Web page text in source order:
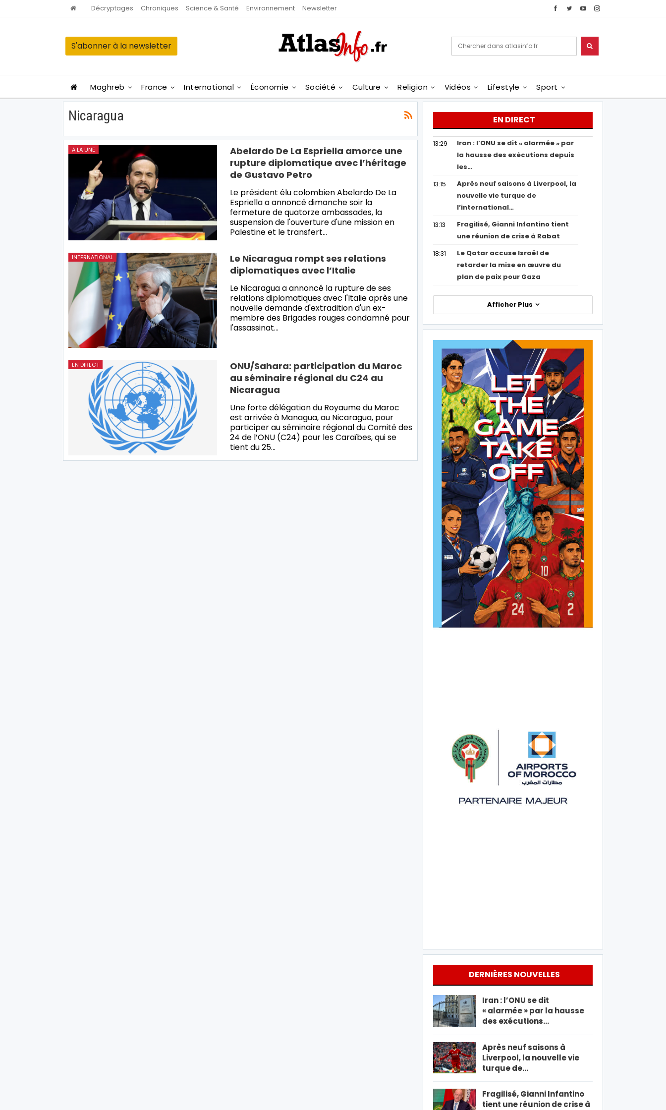
Décryptages Chroniques Science & Santé Environnement Newsletter
S'abonner à la newsletter
Maghreb France International Économie Société Culture Religion Vidéos Lifestyle Sport
Nicaragua
A LA UNE
Abelardo De La Espriella amorce une
rupture diplomatique avec l’héritage
de Gustavo Petro
Le président élu colombien Abelardo De La
Espriella a annoncé dimanche soir la
fermeture de quatorze ambassades, la
suspension de l'ouverture d'une mission en
Palestine et le transfert…
INTERNATIONAL
Le Nicaragua rompt ses relations
diplomatiques avec l’Italie
Le Nicaragua a annoncé la rupture de ses
relations diplomatiques avec l'Italie après une
nouvelle demande d'extradition d'un ex-
membre des Brigades rouges condamné pour
l'assassinat…
EN DIRECT
ONU/Sahara: participation du Maroc
au séminaire régional du C24 au
Nicaragua
Une forte délégation du Royaume du Maroc
est arrivée à Managua, au Nicaragua, pour
participer au séminaire régional du Comité des
24 de l’ONU (C24) pour les Caraïbes, qui se
tient du 25…
EN DIRECT
13:29
Iran : l’ONU se dit « alarmée » par
la hausse des exécutions depuis
les…
13:15
Après neuf saisons à Liverpool, la
nouvelle vie turque de
l’international…
13:13
Fragilisé, Gianni Infantino tient
une réunion de crise à Rabat
18:31
Le Qatar accuse Israël de
retarder la mise en œuvre du
plan de paix pour Gaza
Afficher Plus
DERNIÈRES NOUVELLES
Iran : l’ONU se dit
« alarmée » par la hausse
des exécutions…
Après neuf saisons à
Liverpool, la nouvelle vie
turque de…
Fragilisé, Gianni Infantino
tient une réunion de crise à